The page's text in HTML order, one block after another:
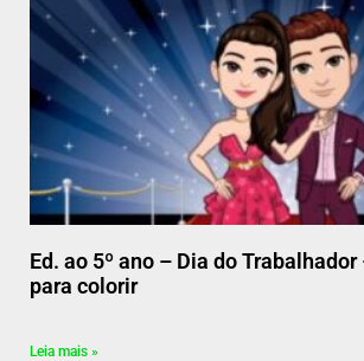
Ed. ao 5º ano – Dia do
para colorir
Leia mais »